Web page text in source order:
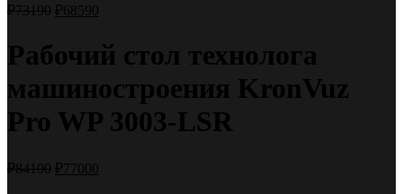
₽73190 ₽68590
Рабочий стол технолога
машиностроения KronVuz
Pro WP 3003-LSR
₽84100 ₽77000